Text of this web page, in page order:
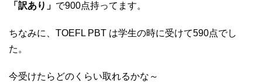
「訳あり」 で900点持ってます。
ちなみに、TOEFL PBT は学生の時に受けて590点でし
た。
今受けたらどのくらい取れるかな～